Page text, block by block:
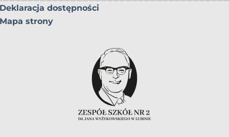
Deklaracja dostępności
Mapa strony